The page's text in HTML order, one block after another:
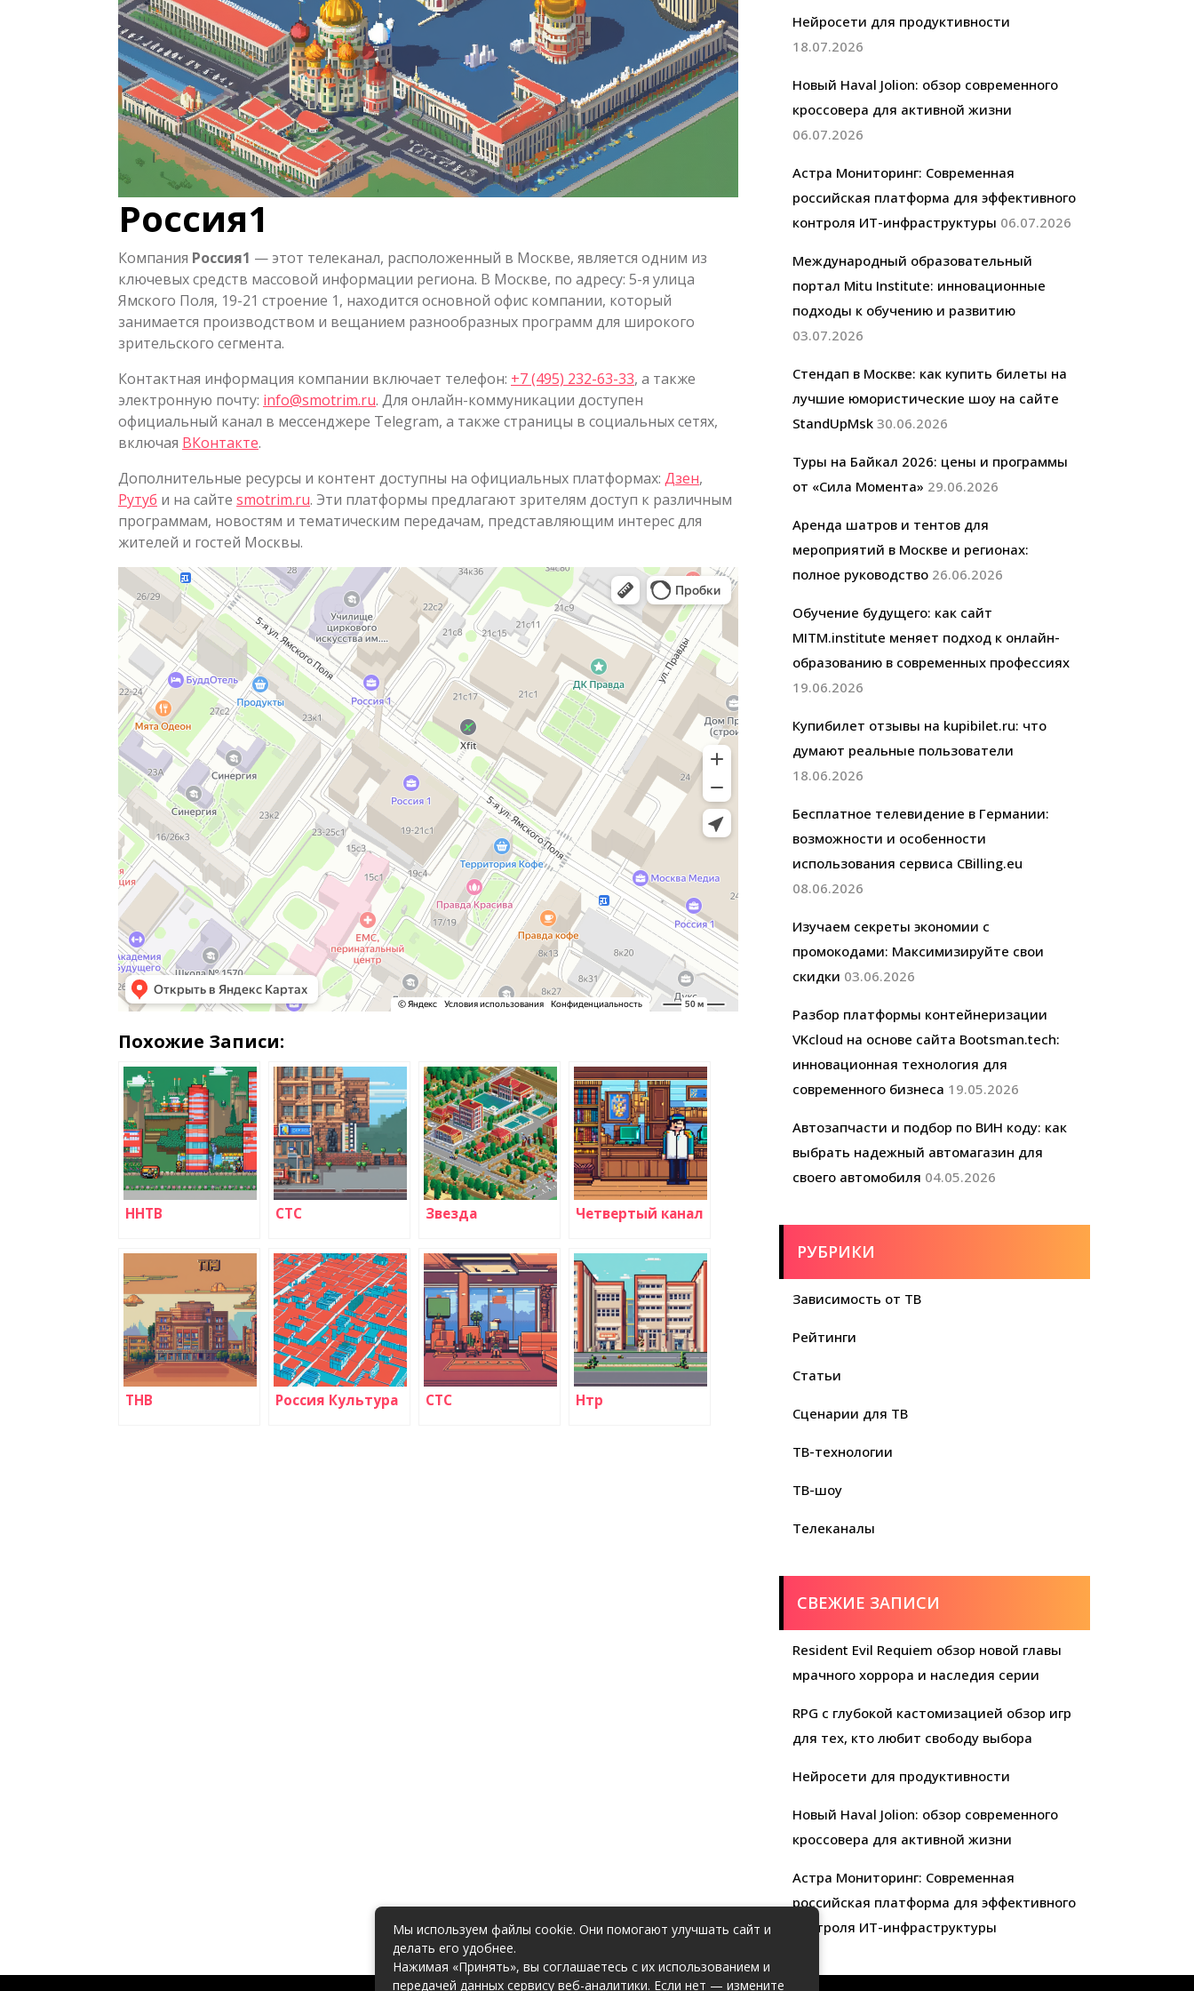
Россия1
Компания Россия1 — этот телеканал, расположенный в Москве, является одним из
ключевых средств массовой информации региона. В Москве, по адресу: 5-я улица
Ямского Поля, 19-21 строение 1, находится основной офис компании, который
занимается производством и вещанием разнообразных программ для широкого
зрительского сегмента.
Контактная информация компании включает телефон: +7 (495) 232-63-33, а также
электронную почту: info@smotrim.ru. Для онлайн-коммуникации доступен
официальный канал в мессенджере Telegram, а также страницы в социальных сетях,
включая ВКонтакте.
Дополнительные ресурсы и контент доступны на официальных платформах: Дзен,
Рутуб и на сайте smotrim.ru. Эти платформы предлагают зрителям доступ к различным
программам, новостям и тематическим передачам, представляющим интерес для
жителей и гостей Москвы.
Похожие Записи:
ННТВ СТС Звезда Четвертый канал
ТНВ Россия Культура СТС Нтр
Нейросети для продуктивности
18.07.2026
Новый Haval Jolion: обзор современного
кроссовера для активной жизни
06.07.2026
Астра Мониторинг: Современная
российская платформа для эффективного
контроля ИТ-инфраструктуры 06.07.2026
Международный образовательный
портал Mitu Institute: инновационные
подходы к обучению и развитию
03.07.2026
Стендап в Москве: как купить билеты на
лучшие юмористические шоу на сайте
StandUpMsk 30.06.2026
Туры на Байкал 2026: цены и программы
от «Сила Момента» 29.06.2026
Аренда шатров и тентов для
мероприятий в Москве и регионах:
полное руководство 26.06.2026
Обучение будущего: как сайт
MITM.institute меняет подход к онлайн-
образованию в современных профессиях
19.06.2026
Купибилет отзывы на kupibilet.ru: что
думают реальные пользователи
18.06.2026
Бесплатное телевидение в Германии:
возможности и особенности
использования сервиса CBilling.eu
08.06.2026
Изучаем секреты экономии с
промокодами: Максимизируйте свои
скидки 03.06.2026
Разбор платформы контейнеризации
VKcloud на основе сайта Bootsman.tech:
инновационная технология для
современного бизнеса 19.05.2026
Автозапчасти и подбор по ВИН коду: как
выбрать надежный автомагазин для
своего автомобиля 04.05.2026
РУБРИКИ
Зависимость от ТВ
Рейтинги
Статьи
Сценарии для ТВ
ТВ-технологии
ТВ-шоу
Телеканалы
СВЕЖИЕ ЗАПИСИ
Resident Evil Requiem обзор новой главы
мрачного хоррора и наследия серии
RPG с глубокой кастомизацией обзор игр
для тех, кто любит свободу выбора
Нейросети для продуктивности
Новый Haval Jolion: обзор современного
кроссовера для активной жизни
Астра Мониторинг: Современная
российская платформа для эффективного
контроля ИТ-инфраструктуры
Мы используем файлы cookie. Они помогают улучшать сайт и
делать его удобнее.
Нажимая «Принять», вы соглашаетесь с их использованием и
передачей данных сервису веб-аналитики. Если нет — измените